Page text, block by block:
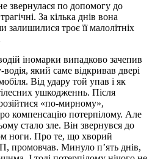
звернулася по допомогу до
За кілька днів вона
троє її малолітніх
іномарки випадково зачепив
який саме відкривав двері
Від удару той упав і як
ушкодженнь. Після
«по-мирному»,
компенсацію потерпілому. Але
стало зле. Він звернувся до
ноги. Про те, що хворий
промовчав. Минуло п’ять днів,